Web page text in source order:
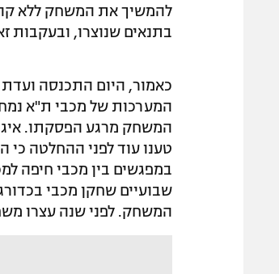
להמשיך את המשחק ללא
בתנאים שנוצרו,
כאמור, היום התכנסה
המערכות של מכבי ת"א
המשחק מרגע הפסקתו.
טענו עוד לפני ההחלטה כי
במפגשים בין מכבי חיפה
שבועיים שחקן מכבי
המשחק. לפני שנה עצרו משחק עונה בסמי